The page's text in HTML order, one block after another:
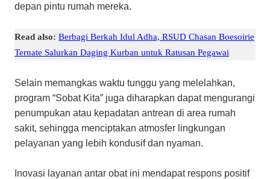
depan pintu rumah mereka.
Read also: Berbagi Berkah Idul Adha, RSUD Chasan Boesoirie
Ternate Salurkan Daging Kurban untuk Ratusan Pegawai
​Selain memangkas waktu tunggu yang melelahkan,
program “Sobat Kita” juga diharapkan dapat mengurangi
penumpukan atau kepadatan antrean di area rumah
sakit, sehingga menciptakan atmosfer lingkungan
pelayanan yang lebih kondusif dan nyaman.
​Inovasi layanan antar obat ini mendapat respons positif